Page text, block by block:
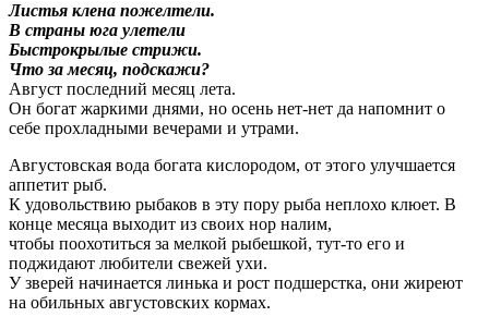
Листья клена пожелтели.
В страны юга улетели
Быстрокрылые стрижи.
Что за месяц, подскажи?
Август последний месяц лета.
Он богат жаркими днями, но осень нет-нет да напомнит о
себе прохладными вечерами и утрами.
Августовская вода богата кислородом, от этого улучшается
аппетит рыб.
К удовольствию рыбаков в эту пору рыба неплохо клюет. В
конце месяца выходит из своих нор налим,
чтобы поохотиться за мелкой рыбешкой, тут-то его и
поджидают любители свежей ухи.
У зверей начинается линька и рост подшерстка, они жиреют
на обильных августовских кормах.